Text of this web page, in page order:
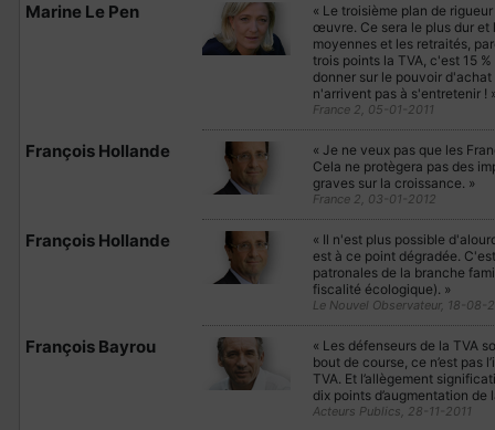
Marine Le Pen
« Le troisième plan de
œuvre. Ce sera le plus dur et
moyennes et les retraités,
trois points la TVA, c'est 15
donner sur le pouvoir
n'arrivent pas à s'entretenir !
France 2, 05-01-2011
François Hollande
« Je ne veux pas que les
Cela ne protègera pas des
graves sur la croissance. »
France 2, 03-01-2012
François Hollande
« Il n'est plus possible
est à ce point dégradée.
patronales de la branche
fiscalité écologique). »
Le Nouvel Observateur, 18-08-
François Bayrou
« Les défenseurs de la TVA
bout de course, ce n’est pas
TVA. Et l’allègement
dix points d’augmentation de
Acteurs Publics, 28-11-2011